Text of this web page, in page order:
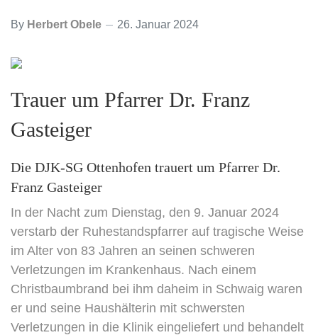
By Herbert Obele 26. Januar 2024
Trauer um Pfarrer Dr. Franz
Gasteiger
Die DJK-SG Ottenhofen trauert um Pfarrer Dr.
Franz Gasteiger
In der Nacht zum Dienstag, den 9. Januar 2024
verstarb der Ruhestandspfarrer auf tragische Weise
im Alter von 83 Jahren an seinen schweren
Verletzungen im Krankenhaus. Nach einem
Christbaumbrand bei ihm daheim in Schwaig waren
er und seine Haushälterin mit schwersten
Verletzungen in die Klinik eingeliefert und behandelt